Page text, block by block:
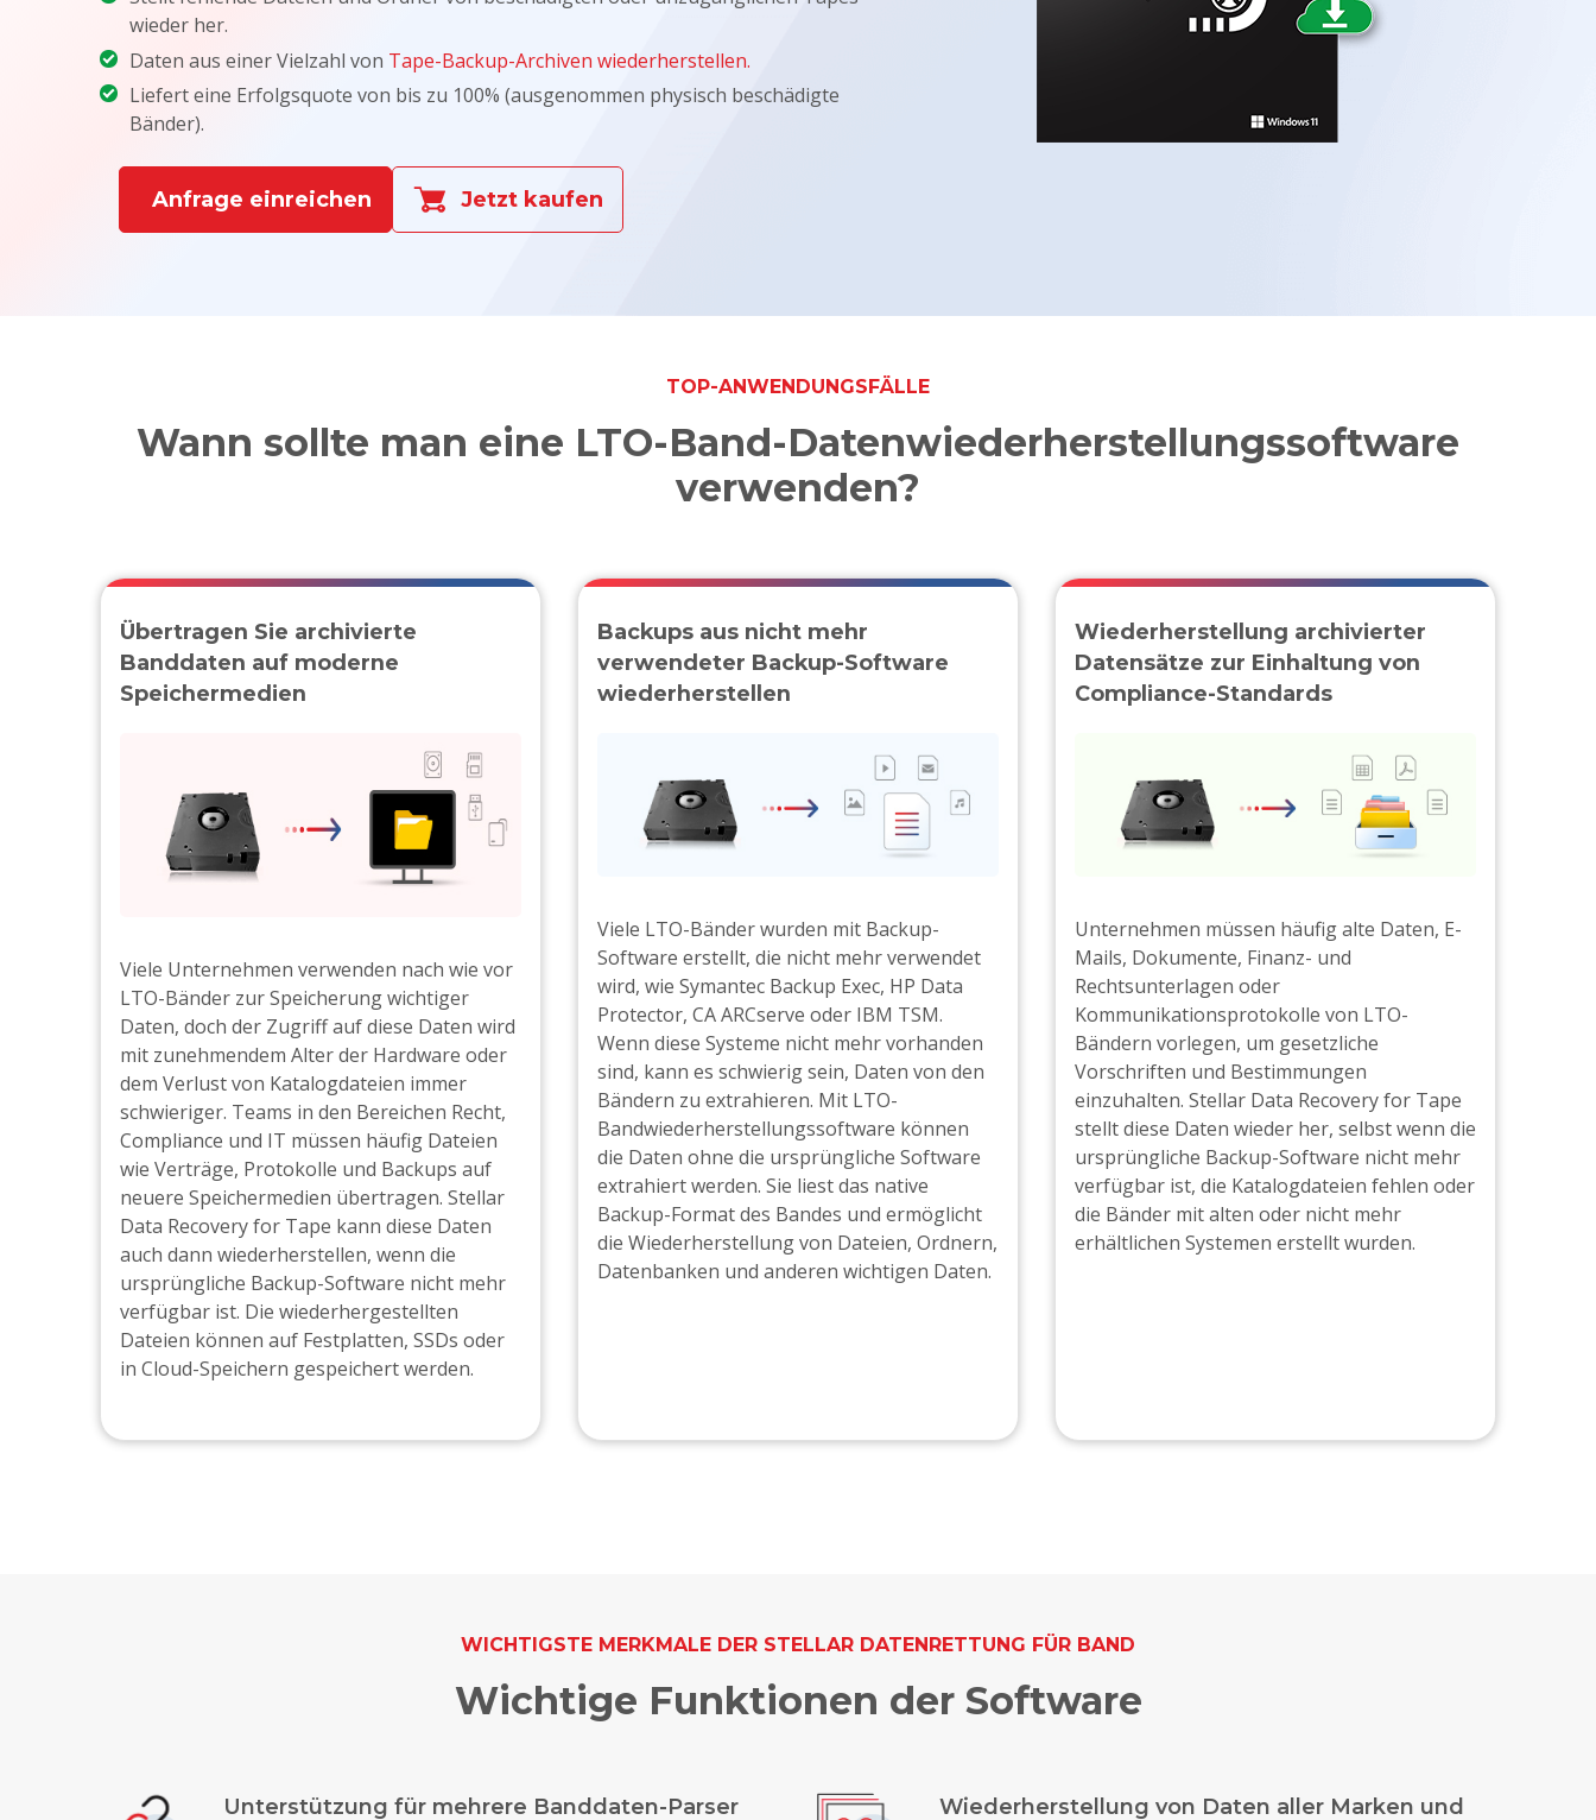
wieder her.
Daten aus einer Vielzahl von Tape-Backup-Archiven wiederherstellen.
Liefert eine Erfolgsquote von bis zu 100% (ausgenommen physisch beschädigte
Bänder).
Anfrage einreichen Jetzt kaufen
TOP-ANWENDUNGSFÄLLE
Wann sollte man eine LTO-Band-Datenwiederherstellungssoftware
verwenden?
Übertragen Sie archivierte
Banddaten auf moderne
Speichermedien
Viele Unternehmen verwenden nach wie vor
LTO-Bänder zur Speicherung wichtiger
Daten, doch der Zugriff auf diese Daten wird
mit zunehmendem Alter der Hardware oder
dem Verlust von Katalogdateien immer
schwieriger. Teams in den Bereichen Recht,
Compliance und IT müssen häufig Dateien
wie Verträge, Protokolle und Backups auf
neuere Speichermedien übertragen. Stellar
Data Recovery for Tape kann diese Daten
auch dann wiederherstellen, wenn die
ursprüngliche Backup-Software nicht mehr
verfügbar ist. Die wiederhergestellten
Dateien können auf Festplatten, SSDs oder
in Cloud-Speichern gespeichert werden.
Backups aus nicht mehr
verwendeter Backup-Software
wiederherstellen
Viele LTO-Bänder wurden mit Backup-
Software erstellt, die nicht mehr verwendet
wird, wie Symantec Backup Exec, HP Data
Protector, CA ARCserve oder IBM TSM.
Wenn diese Systeme nicht mehr vorhanden
sind, kann es schwierig sein, Daten von den
Bändern zu extrahieren. Mit LTO-
Bandwiederherstellungssoftware können
die Daten ohne die ursprüngliche Software
extrahiert werden. Sie liest das native
Backup-Format des Bandes und ermöglicht
die Wiederherstellung von Dateien, Ordnern,
Datenbanken und anderen wichtigen Daten.
Wiederherstellung archivierter
Datensätze zur Einhaltung von
Compliance-Standards
Unternehmen müssen häufig alte Daten, E-
Mails, Dokumente, Finanz- und
Rechtsunterlagen oder
Kommunikationsprotokolle von LTO-
Bändern vorlegen, um gesetzliche
Vorschriften und Bestimmungen
einzuhalten. Stellar Data Recovery for Tape
stellt diese Daten wieder her, selbst wenn die
ursprüngliche Backup-Software nicht mehr
verfügbar ist, die Katalogdateien fehlen oder
die Bänder mit alten oder nicht mehr
erhältlichen Systemen erstellt wurden.
WICHTIGSTE MERKMALE DER STELLAR DATENRETTUNG FÜR BAND
Wichtige Funktionen der Software
Unterstützung für mehrere Banddaten-Parser
Wiederherstellung von Daten aller Marken und